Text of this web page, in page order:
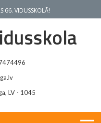
66. VIDUSSKOLĀ!
LV - 1045